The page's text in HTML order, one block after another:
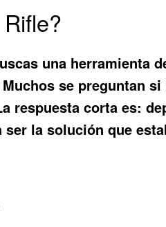
una herramienta
se preguntan
respuesta corta es:
la solución que